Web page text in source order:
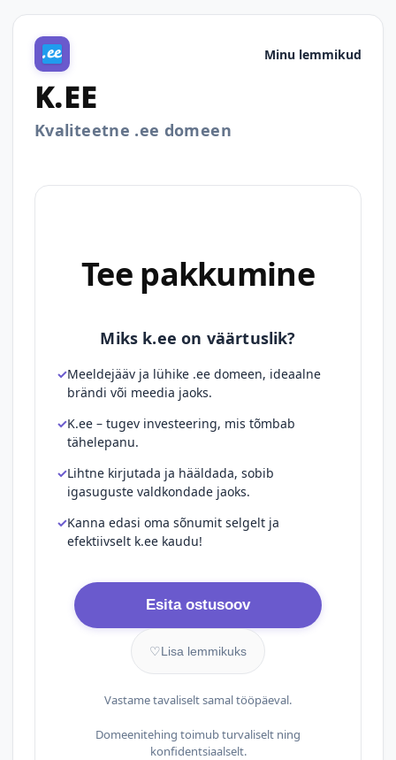
Minu lemmikud
K.EE
Kvaliteetne .ee domeen
Tee pakkumine
Miks k.ee on väärtuslik?
Meeldejääv ja lühike .ee domeen, ideaalne
brändi või meedia jaoks.
K.ee – tugev investeering, mis tõmbab
tähelepanu.
Lihtne kirjutada ja hääldada, sobib
igasuguste valdkondade jaoks.
Kanna edasi oma sõnumit selgelt ja
efektiivselt k.ee kaudu!
Esita ostusoov
♡Lisa lemmikuks
Vastame tavaliselt samal tööpäeval.
Domeenitehing toimub turvaliselt ning
konfidentsiaalselt.